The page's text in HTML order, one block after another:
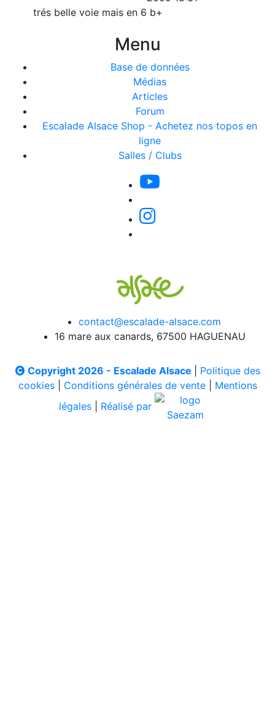
trés belle voie mais en 6 b+
Menu
Base de données
Médias
Articles
Forum
Escalade Alsace Shop - Achetez nos topos en
ligne
Salles / Clubs
contact@escalade-alsace.com
16 mare aux canards, 67500 HAGUENAU
Copyright 2026 - Escalade Alsace
Politique des
cookies| Conditions générales de vente| Mentions
légales
Réalisé par